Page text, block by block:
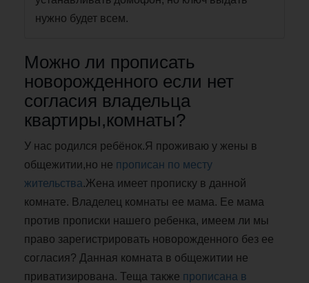
нужно будет всем.
Можно ли прописать
новорожденного если нет
согласия владельца
квартиры,комнаты?
У нас родился ребёнок.Я проживаю у жены в
общежитии,но не прописан по месту
жительства.Жена имеет прописку в данной
комнате. Владелец комнаты ее мама. Ее мама
против прописки нашего ребенка, имеем ли мы
право зарегистрировать новорожденного без ее
согласия? Данная комната в общежитии не
приватизирована. Теща также прописана в